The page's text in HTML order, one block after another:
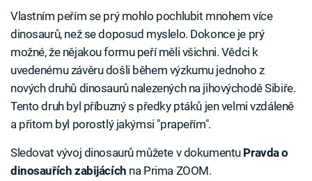
Vlastním peřím se prý mohlo pochlubit mnohem více
dinosaurů, než se doposud myslelo. Dokonce je prý
možné, že nějakou formu peří měli všichni. Vědci k
uvedenému závěru došli během výzkumu jednoho z
nových druhů dinosaurů nalezených na jihovýchodě Sibiře.
Tento druh byl příbuzný s předky ptáků jen velmi vzdáleně
a přitom byl porostlý jakýmsi "prapeřím".
Sledovat vývoj dinosaurů můžete v dokumentu Pravda o
dinosauřích zabijácích na Prima ZOOM.